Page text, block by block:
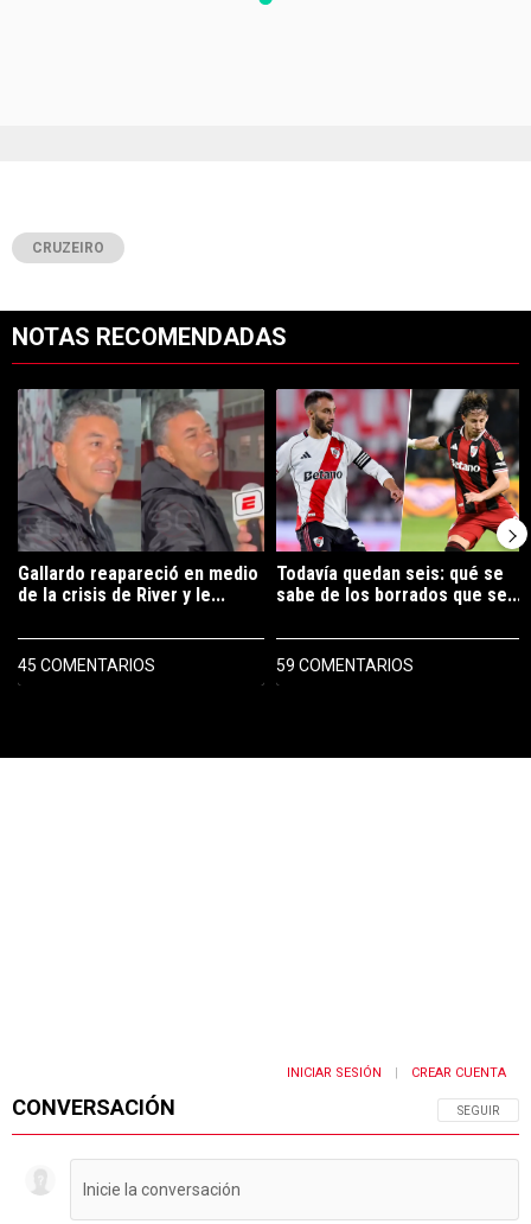
CRUZEIRO
NOTAS RECOMENDADAS
Un artículo de tendencia con el título "Gallardo reapareció en medio
Gallardo reapareció en medio
de la crisis de River y le...
45 COMENTARIOS
Un artículo de tendencia con el
Todavía quedan seis: qué se
sabe de los borrados que se...
59 COMENTARIOS
CONVERSACIÓN SIGA ESTA
SEGUIR
INICIAR SESIÓN CREAR CUENTA